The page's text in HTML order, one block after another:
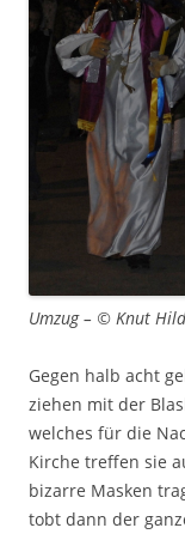
Umzug – © Knut
Gegen halb acht
ziehen mit der
welches für die
Kirche treffen sie
bizarre Masken
tobt dann der